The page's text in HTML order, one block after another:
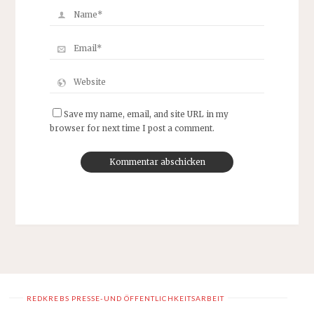
Save my name, email, and site URL in my
browser for next time I post a comment.
REDKREBS PRESSE-UND ÖFFENTLICHKEITSARBEIT